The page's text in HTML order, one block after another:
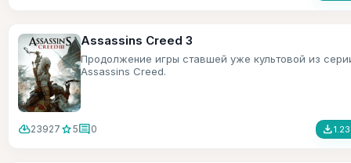
Assassins Creed 3
Продолжение игры ставшей уже культовой из
Assassins Creed.
cloud_download23927 star5comment0 file_download